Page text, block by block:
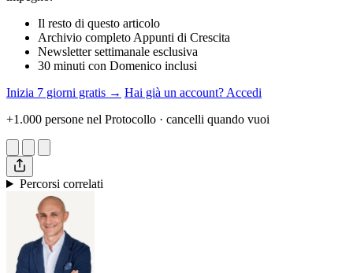
Il resto di questo articolo
Archivio completo Appunti di Crescita
Newsletter settimanale esclusiva
30 minuti con Domenico inclusi
Inizia 7 giorni gratis → Hai già un account? Accedi
+1.000 persone nel Protocollo · cancelli quando vuoi
Percorsi correlati